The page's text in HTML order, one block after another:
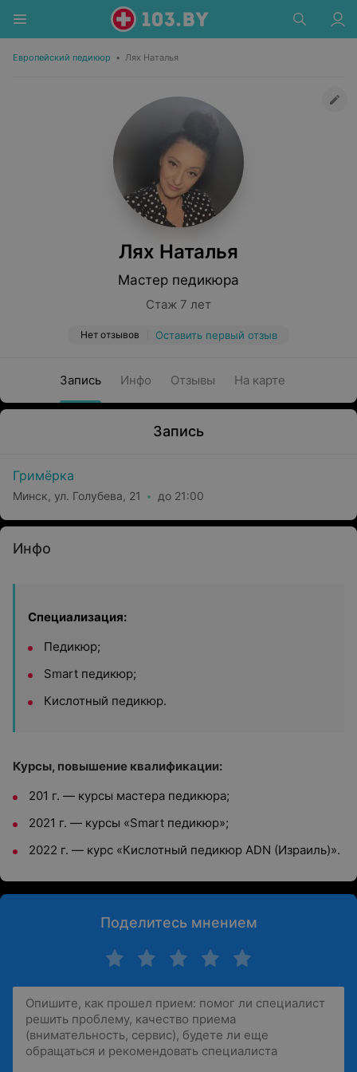
Европейский педикюр • Лях Наталья
Лях Наталья
Мастер педикюра
Стаж 7 лет
Нет отзывов Оставить первый отзыв
Запись Инфо Отзывы На карте
Запись
Гримёрка
Минск, ул. Голубева, 21 до 21:00
Инфо
Специализация:
Педикюр;
Smart педикюр;
Кислотный педикюр.
Курсы, повышение квалификации:
201 г. — курсы мастера педикюра;
2021 г. — курсы «Smart педикюр»;
2022 г. — курс «Кислотный педикюр ADN (Израиль)».
Поделитесь мнением